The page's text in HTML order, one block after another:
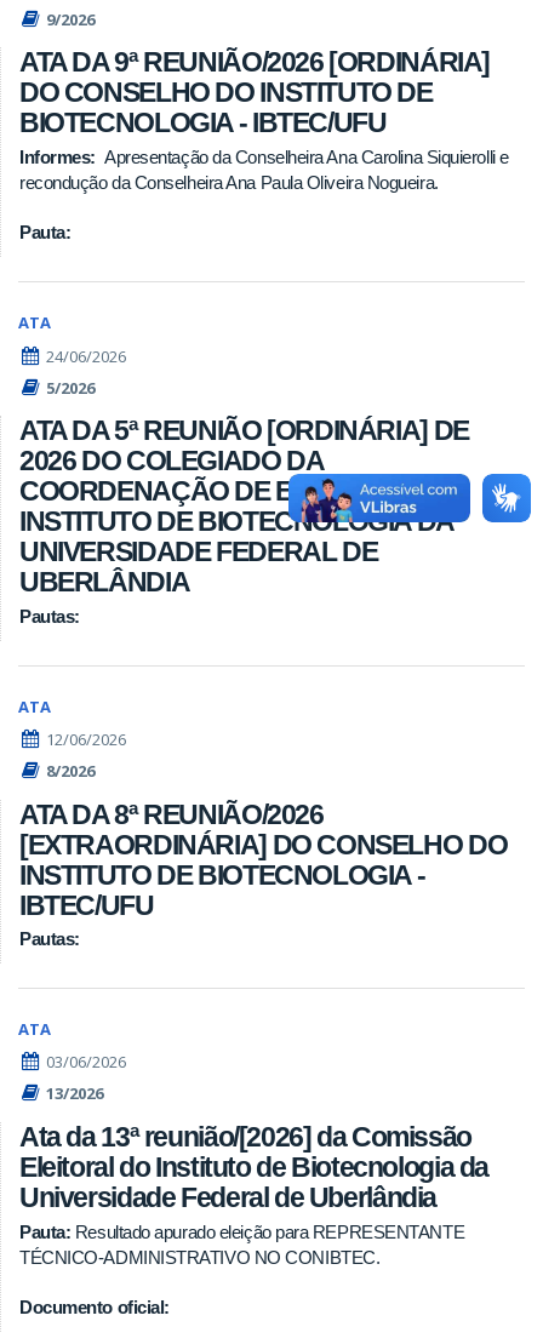
9/2026
ATA DA 9ª REUNIÃO/2026 [ORDINÁRIA]
DO CONSELHO DO INSTITUTO DE
BIOTECNOLOGIA - IBTEC/UFU
Informes: Apresentação da Conselheira Ana Carolina Siquierolli e
recondução da Conselheira Ana Paula Oliveira Nogueira.
Pauta:
ATA
24/06/2026
5/2026
ATA DA 5ª REUNIÃO [ORDINÁRIA] DE
2026 DO COLEGIADO DA
COORDENAÇÃO DE EXTENSÃO DO
INSTITUTO DE BIOTECNOLOGIA DA
UNIVERSIDADE FEDERAL DE
UBERLÂNDIA
Pautas:
ATA
12/06/2026
8/2026
ATA DA 8ª REUNIÃO/2026
[EXTRAORDINÁRIA] DO CONSELHO DO
INSTITUTO DE BIOTECNOLOGIA -
IBTEC/UFU
Pautas:
ATA
03/06/2026
13/2026
Ata da 13ª reunião/[2026] da Comissão
Eleitoral do Instituto de Biotecnologia da
Universidade Federal de Uberlândia
Pauta: Resultado apurado eleição para REPRESENTANTE
TÉCNICO-ADMINISTRATIVO NO CONIBTEC.
Documento oficial: